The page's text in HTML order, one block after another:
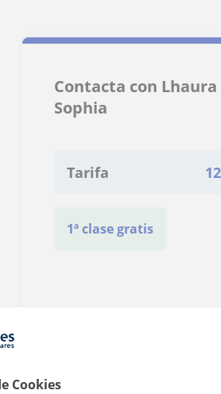
Cookies
Contacta con Lhaura
Sophia
Tarifa 12
1ª clase gratis